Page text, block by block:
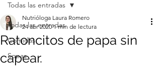
Todas las entradas
Comidas
Sopas
Todas las entradas
Ratoncitos de papa sin
capear.
Nutrióloga Laura Romero
24 abr 2020 1 min de lectura